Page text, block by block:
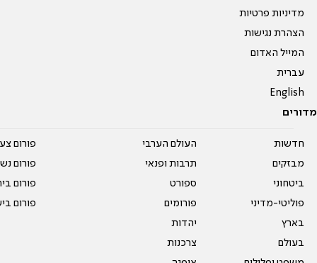
מדיניות פרטיות
הצהרת נגישות
המייל האדום
עברית
English
מדורים
חדשות
מבזקים
ביטחוני
פוליטי-מדיני
בארץ
בעולם
העולם הערבי
תרבות ופנאי
ספורט
פורומים
יהדות
צרכנות
פורום
פורום
פורום
פורום